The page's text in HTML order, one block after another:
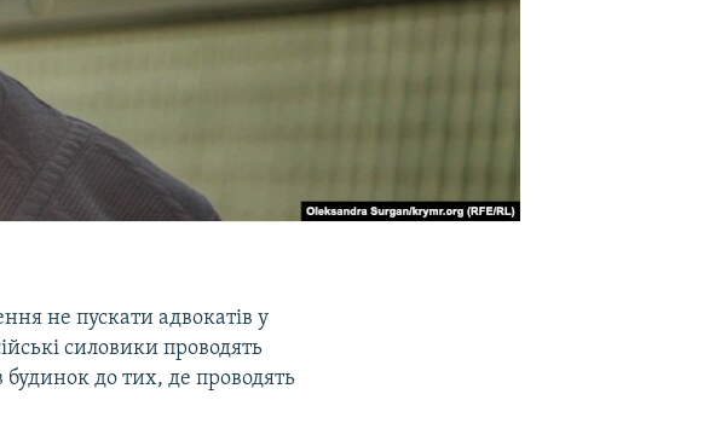
не пускати адвокатів у
силовики проводять
до тих, де проводять